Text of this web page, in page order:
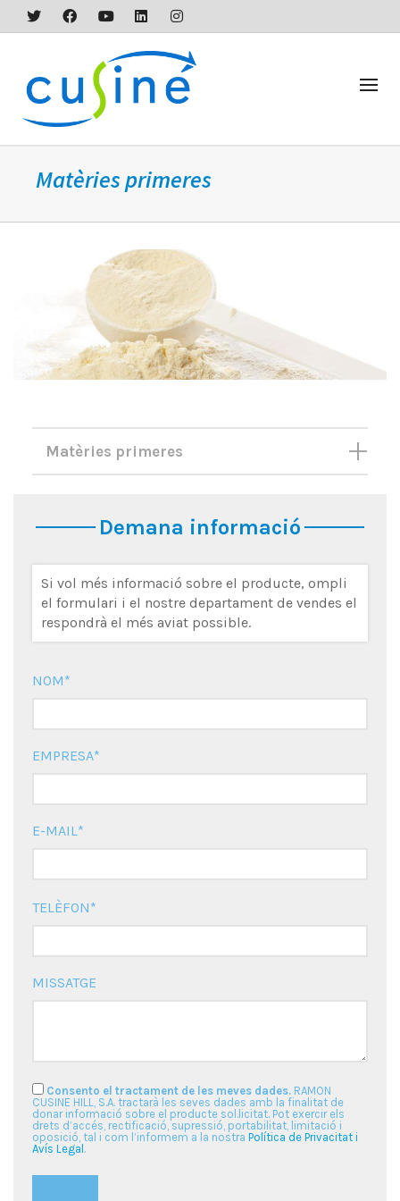
Matèries primeres
Matèries primeres
Demana informació
Si vol més informació sobre el producte, ompli
el formulari i el nostre departament de vendes el
respondrà el més aviat possible.
NOM*
EMPRESA*
E-MAIL*
Deixeu
aquest
camp
buit.
TELÈFON*
MISSATGE
Consento el tractament de les meves dades.RAMON
CUSINE HILL, S.A. tractarà les seves dades amb la finalitat de
donar informació sobre el producte sol.licitat. Pot exercir els
drets d’accés, rectificació, supressió, portabilitat, limitació i
oposició, tal i com l’informem a la nostra Política de Privacitat i
Avís Legal.